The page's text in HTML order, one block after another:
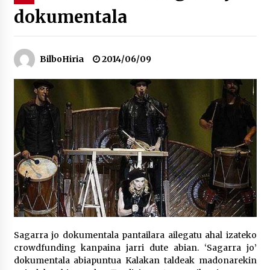
Bakaikuko barnetegitik gazteek egindako saio
2026/07/16
Tuba eta bonbardinoaren astea, Bilboko
Kontserbatorioan protagonista
2026/07/16
Auzoportala : 1×04 Auzofoniak
2026/07/15
Gaur abitua da Bilbao bbk live jaialdia
2026/07/09
dokumentala
BilboHiria 2014/06/09
Sagarra jo dokumentala pantailara ailegatu ahal izateko
crowdfunding kanpaina jarri dute abian. ‘Sagarra jo’
dokumentala abiapuntua Kalakan taldeak madonarekin